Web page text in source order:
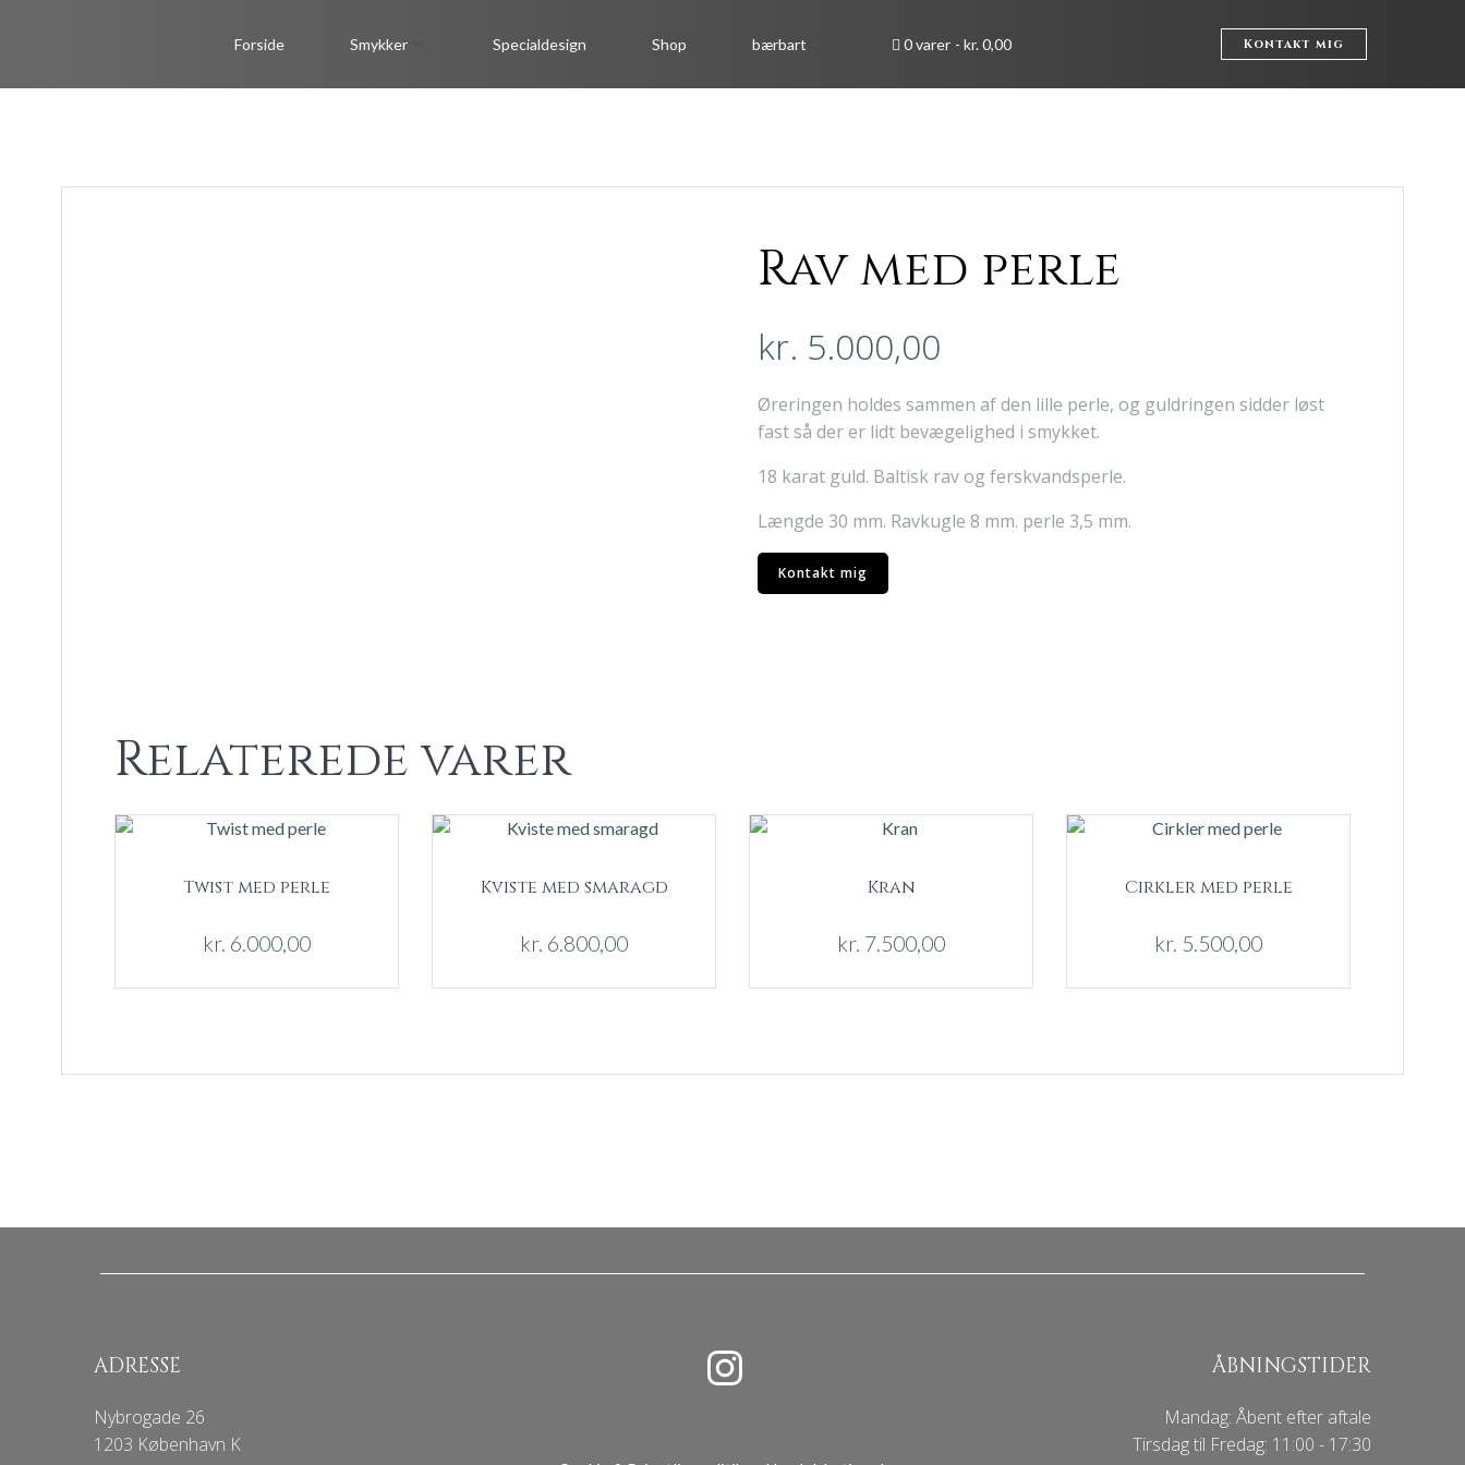
Forside Smykker Specialdesign Shop bærbart 0 varer kr. 0,00 Kontakt mig
Rav med perle
kr. 5.000,00
Øreringen holdes sammen af den lille perle, og guldringen sidder løst
fast så der er lidt bevægelighed i smykket.
18 karat guld. Baltisk rav og ferskvandsperle.
Længde 30 mm. Ravkugle 8 mm. perle 3,5 mm.
Kontakt mig
Relaterede varer
Twist med perle
kr. 6.000,00
Kviste med smaragd
kr. 6.800,00
Kran
kr. 7.500,00
Cirkler med perle
kr. 5.500,00
ADRESSE
Nybrogade 26
1203 København K
ÅBNINGSTIDER
Mandag: Åbent efter aftale
Tirsdag til Fredag: 11:00 - 17:30